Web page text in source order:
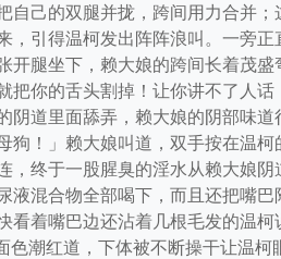
己的双腿并拢，跨间用力合并；
引得温柯发出阵阵浪叫。一旁
腿坐下，赖大娘的跨间长着茂
你的舌头割掉！让你讲不了人
道里面舔弄，赖大娘的阴部味
！」赖大娘叫道，双手按在温
终于一股腥臭的淫水从赖大娘
混合物全部喝下，而且还把嘴
着嘴巴边还沾着几根毛发的温柯
潮红道，下体被不断操干让温柯